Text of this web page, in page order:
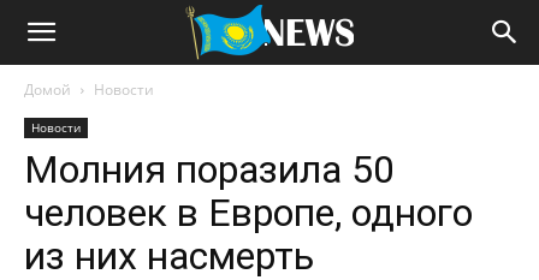
Домой Новости
Новости
Молния поразила 50
человек в Европе, одного
из них насмерть